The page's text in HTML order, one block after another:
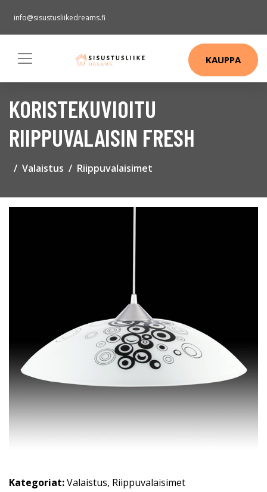
info@sisustusliikedreams.fi
KAUPPA
KORISTEKUVIOITU
RIIPPUVALAISIN FRESH
Valaistus Riippuvalaisimet
Kategoriat:Valaistus, Riippuvalaisimet